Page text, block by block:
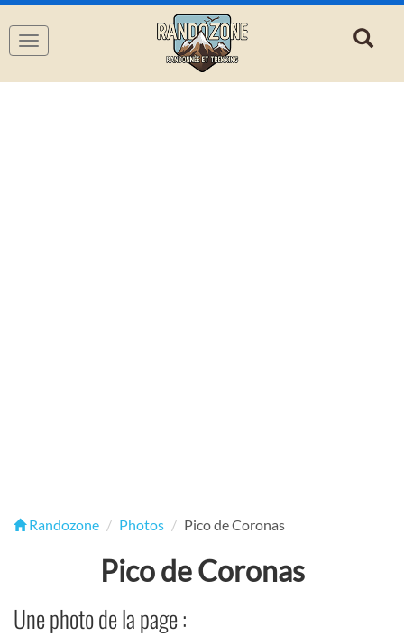
Navigation
Randozone Photos Pico de Coronas
Pico de Coronas
Une photo de la page :